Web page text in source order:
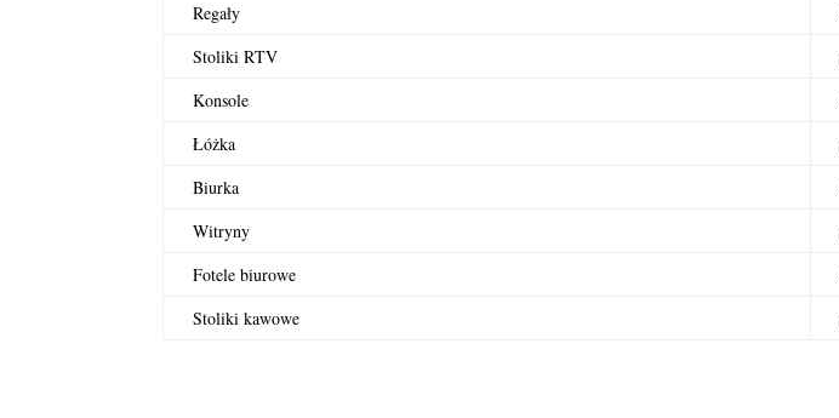
Regały
Stoliki RTV
Konsole
Łóżka
Biurka
Witryny
Fotele biurowe
Stoliki kawowe